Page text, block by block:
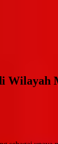
Wilayah